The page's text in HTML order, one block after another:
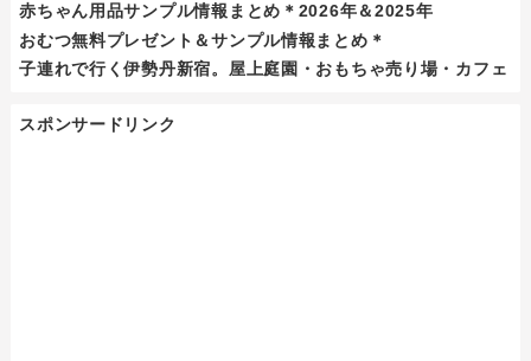
赤ちゃん用品サンプル情報まとめ＊2026年＆2025年
おむつ無料プレゼント＆サンプル情報まとめ＊
子連れで行く伊勢丹新宿。屋上庭園・おもちゃ売り場・カフェ
スポンサードリンク